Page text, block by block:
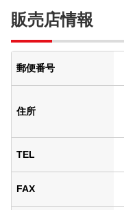
販売店情報
郵便番号
住所
TEL
FAX